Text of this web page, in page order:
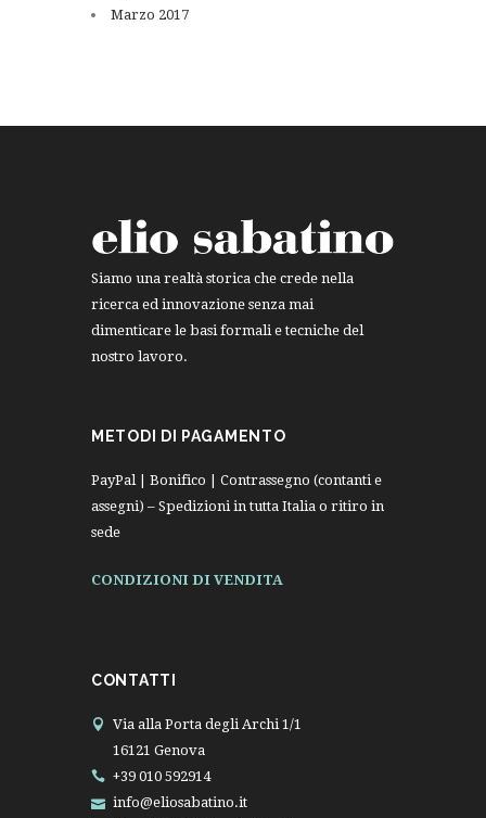
Marzo 2017
Siamo una realtà storica che crede nella
ricerca ed innovazione senza mai
dimenticare le basi formali e tecniche del
nostro lavoro.
METODI DI PAGAMENTO
PayPal | Bonifico | Contrassegno (contanti e
assegni) – Spedizioni in tutta Italia o ritiro in
sede
CONDIZIONI DI VENDITA
CONTATTI
Via alla Porta degli Archi 1/1
16121 Genova
+39 010 592914
info@eliosabatino.it